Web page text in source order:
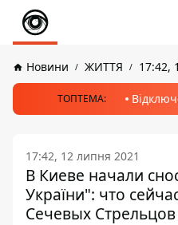
Новини ЖИТТЯ 17:42,
ТОПТЕМА:
17:42, 12 липня 2021
В Киеве начали
України": что
Сечевых Стрельцов